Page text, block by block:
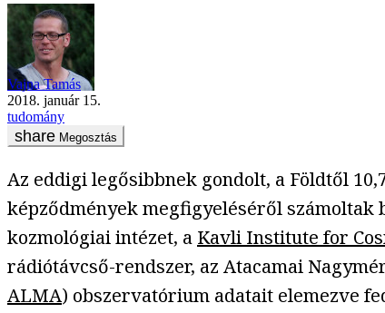
Vajna Tamás
2018. január 15.
tudomány
Megosztás
Az eddigi legősibbnek gondolt, a Földtől
képződmények megfigyeléséről számoltak
kozmológiai intézet, a Kavli Institute for
rádiótávcső-rendszer, az Atacamai
ALMA) obszervatórium adatait elemezve